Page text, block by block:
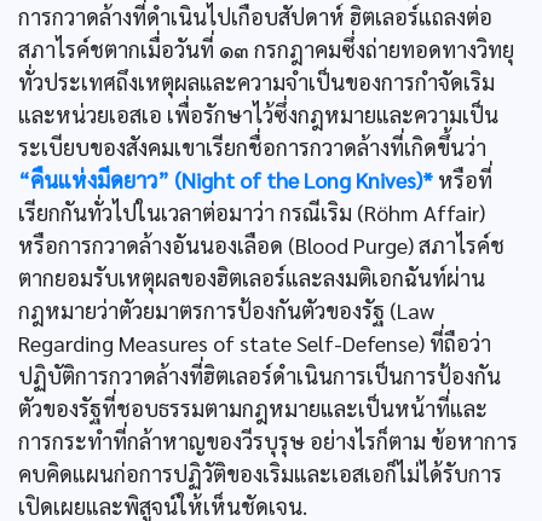
การกวาดล้างที่ดำเนินไปเกือบสัปดาห์ ฮิตเลอร์แถลงต่อ
สภาไรค์ชตากเมื่อวันที่ ๑๓ กรกฎาคมซึ่งถ่ายทอดทางวิทยุ
ทั่วประเทศถึงเหตุผลและความจำเป็นของการกำจัดเริม
และหน่วยเอสเอ เพื่อรักษาไว้ซึ่งกฎหมายและความเป็น
ระเบียบของสังคมเขาเรียกชื่อการกวาดล้างที่เกิดขึ้นว่า
“คืนแห่งมีดยาว” (Night of the Long Knives)* หรือที่
เรียกกันทั่วไปในเวลาต่อมาว่า กรณีเริม (Röhm Affair)
หรือการกวาดล้างอันนองเลือด (Blood Purge) สภาไรค์ช
ตากยอมรับเหตุผลของฮิตเลอร์และลงมติเอกฉันท์ผ่าน
กฎหมายว่าตัวยมาตรการป้องกันตัวของรัฐ (Law
Regarding Measures of state Self-Defense) ที่ถือว่า
ปฏิบัติการกวาดล้างที่ฮิตเลอร์ดำเนินการเป็นการป้องกัน
ตัวของรัฐที่ชอบธรรมตามกฎหมายและเป็นหน้าที่และ
การกระทำที่กล้าหาญของวีรบุรุษ อย่างไรก็ตาม ข้อหาการ
คบคิดแผนก่อการปฏิวัติของเริมและเอสเอก็ไม่ได้รับการ
เปิดเผยและพิสูจน์ให้เห็นชัดเจน.